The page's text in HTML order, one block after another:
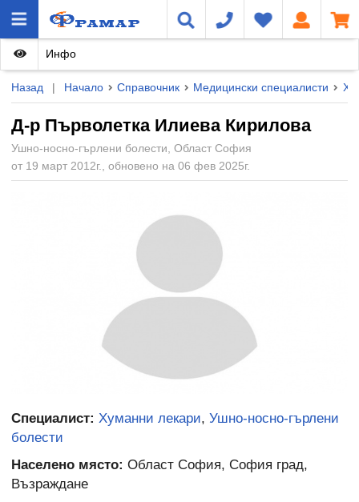
Назад | Начало Справочник Медицински специалисти
Д-р Първолетка Илиева Кирилова
Ушно-носно-гърлени болести, Област София
от 19 март 2012г., обновено на 06 фев 2025г.
Инфо
Специалист: Хуманни лекари, Ушно-носно-гърлени
болести
Населено място: Област София, София град,
Възраждане